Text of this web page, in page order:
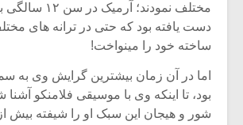
مختلف نمودند؛
دست یافته بود که حتی در ترانه های
ساخته خود را مینواخت!
اما در آن زمان بیشترین گرایش وی به
بود، تا اینکه وی با موسیقی فلامنکو آشنا
شور و هیجان این سبک او را شیفته بیش